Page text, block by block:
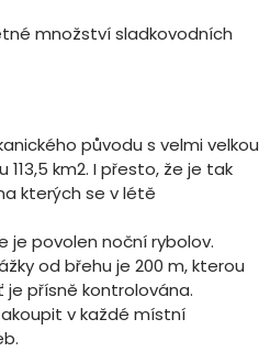
množství sladkovodních
původu s velmi velkou
113,5 km2. I přesto, že je tak
kterých se v létě
je povolen noční rybolov.
od břehu je 200 m, kterou
přísně kontrolována.
v každé místní